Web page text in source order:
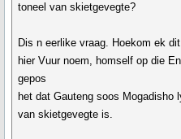
toneel van skietgevegte?
Dis n eerlike vraag. Hoekom ek
hier Vuur noem, homself op die
gepos
het dat Gauteng soos Mogadisho
van skietgevegte is.